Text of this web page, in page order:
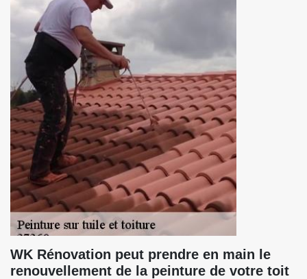
WK Rénovation peut prendre en main le
renouvellement de la peinture de votre toit